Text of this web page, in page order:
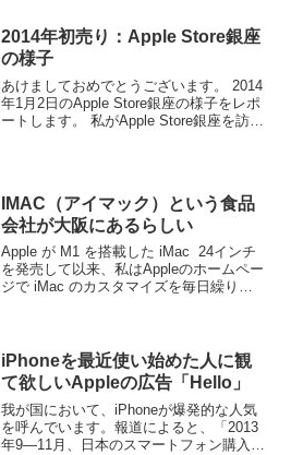
2014年初売り：Apple Store銀座
の様子
あけましておめでとうございます。 2014
年1月2日のApple Store銀座の様子をレポ
ートします。 私がApple Store銀座を訪れ
IMAC（アイマック）という食品
会社が大阪にあるらしい
Apple が M1 を搭載した iMac 24インチ
を発売して以来、私はAppleのホームペー
ジで iMac のカスタマイズを毎日繰り返
iPhoneを最近使い始めた人に観
て欲しいAppleの広告「Hello」
我が国において、iPhoneが爆発的な人気
を呼んでいます。報道によると、「2013
年9―11月、日本のスマートフォン購入者